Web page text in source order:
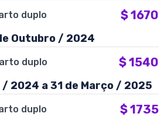
duplo $1670
Outubro / 2024
duplo $1540
/ 2024 a 31 de Março / 2025
duplo $1735